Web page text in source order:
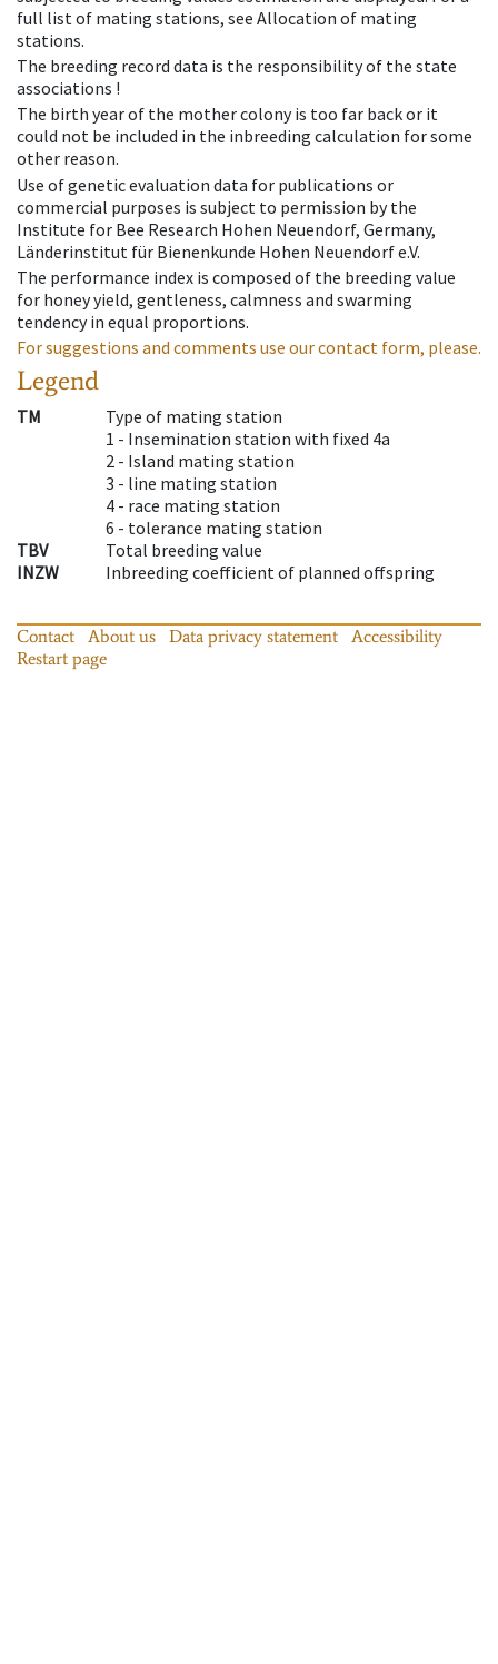
full list of mating stations, see Allocation of mating
stations.
The breeding record data is the responsibility of the state
associations !
The birth year of the mother colony is too far back or it
could not be included in the inbreeding calculation for some
other reason.
Use of genetic evaluation data for publications or
commercial purposes is subject to permission by the
Institute for Bee Research Hohen Neuendorf, Germany,
Länderinstitut für Bienenkunde Hohen Neuendorf e.V.
The performance index is composed of the breeding value
for honey yield, gentleness, calmness and swarming
tendency in equal proportions.
For suggestions and comments use our contact form, please.
Legend
TM
Type of mating station
1 - Insemination station with fixed 4a
2 - Island mating station
3 - line mating station
4 - race mating station
6 - tolerance mating station
TBV
Total breeding value
INZW
Inbreeding coefficient of planned offspring
Contact About us Data privacy statement
Accessibility
Restart page